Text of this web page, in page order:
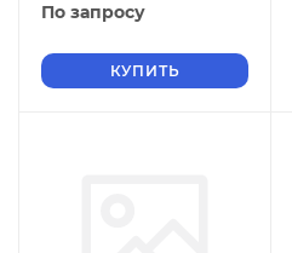
По запросу
КУПИТЬ